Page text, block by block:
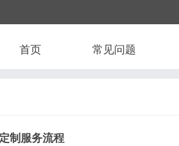
首页 常见问题
定制服务流程